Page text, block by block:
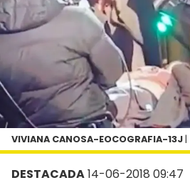
DESTACADA14-06-2018 09:47
VIVIANA CANOSA-EOCOGRAFIA-13J |